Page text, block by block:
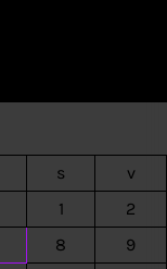
s
v
1
2
8
9